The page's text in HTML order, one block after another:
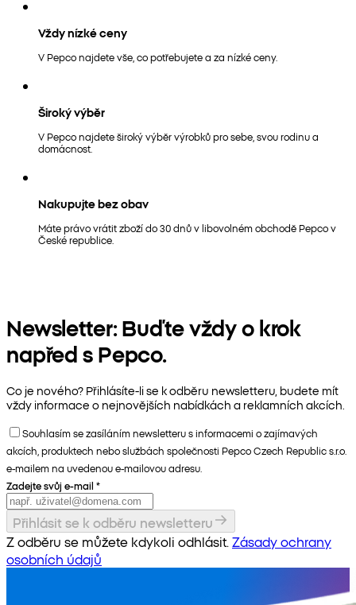
Vždy nízké ceny
V Pepco najdete vše, co potřebujete a za nízké ceny.
Široký výběr
V Pepco najdete široký výběr výrobků pro sebe, svou rodinu a
domácnost.
Nakupujte bez obav
Máte právo vrátit zboží do 30 dnů v libovolném obchodě Pepco v
České republice.
Newsletter: Buďte vždy o krok
napřed s Pepco.
Co je nového? Přihlásíte-li se k odběru newsletteru, budete mít
vždy informace o nejnovějších nabídkách a reklamních akcích.
Souhlasím se zasíláním newsletteru s informacemi o zajímavých
akcích, produktech nebo službách společnosti Pepco Czech Republic s.r.o.
e-mailem na uvedenou e-mailovou adresu.
Zadejte svůj e-mail *
Přihlásit se k odběru newsletteru
Z odběru se můžete kdykoli odhlásit. Zásady ochrany
osobních údajů